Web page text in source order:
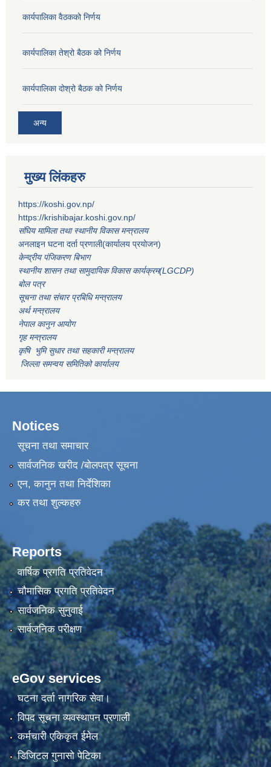
कार्यपालिका वैठकको निर्णय
कार्यपालिका तेश्रो बैठक को निर्णय
कार्यपालिका दोश्रो बैठक को निर्णय
अन्य
मुख्य लिंकहरु
https://koshi.gov.np/
https://krishibajar.koshi.gov.np/
संघिय मामिला तथा स्थानीय विकास मन्त्रालय
अनलाइन घटना दर्ता प्रणाली(कार्यालय प्रयोजन)
केन्द्रीय पंजिकरण बिभाग
स्थानीय शासन तथा सामुदायिक विकास कार्यक्रम(LGCDP)
बोल पत्र
सूचना तथा संचार प्रबिधि मन्त्रालय
अर्थ मन्त्रालय
नेपाल कानुन आयोग
गृह मन्त्रालय
कृषि भुमि सुधार तथा सहकारी मन्त्रालय
जिल्ला समन्वय समितिको कार्यालय
Notices
सूचना तथा समाचार
सार्वजनिक खरीद /बोलपत्र सूचना
एन, कानुन तथा निर्देशिका
कर तथा शुल्कहरु
Reports
वार्षिक प्रगति प्रतिवेदन
चौमासिक प्रगति प्रतिवेदन
सार्वजनिक सुनुवाई
सार्वजनिक परीक्षण
eGov services
घटना दर्ता नागरिक सेवा।
विपद सूचना व्यवस्थापन प्रणाली
कर्मचारी एकिकृत ईमेल
डिजिटल गुनासो पेटिका